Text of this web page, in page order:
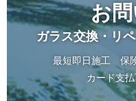
お
ガラス交換・リ
最短即日施工 保
カード支